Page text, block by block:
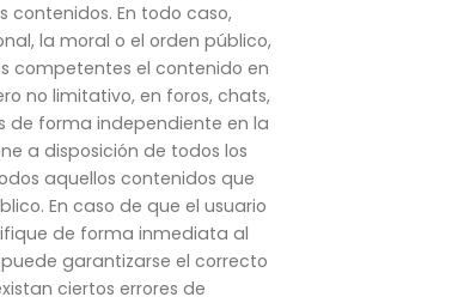
contenidos. En todo caso,
la moral o el orden público,
competentes el contenido en
no limitativo, en foros, chats,
de forma independiente en la
a disposición de todos los
aquellos contenidos que
En caso de que el usuario
de forma inmediata al
garantizarse el correcto
ciertos errores de